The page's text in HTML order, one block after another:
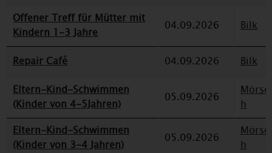
Offener Treff für Mütter mit
Kindern 1-3 Jahre
04.09.2026 Bilk
Repair Café 04.09.2026
Bilk
Eltern-Kind-Schwimmen
(Kinder von 4-5Jahren)
05.09.2026
h
Eltern-Kind-Schwimmen
(Kinder von 3-4 Jahren)
05.09.2026
h